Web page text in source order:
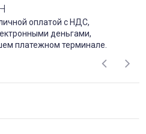
оплатой с НДС,
деньгами,
платежном терминале.